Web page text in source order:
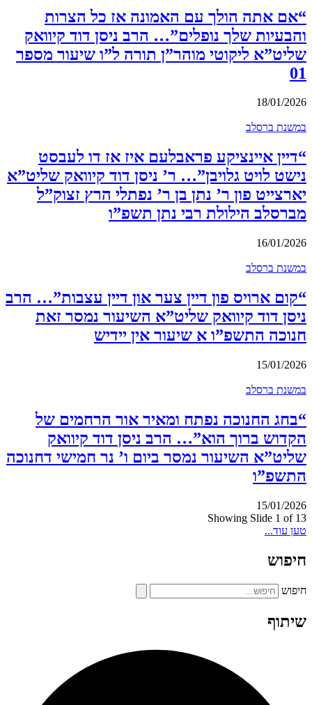
“אם אתה הולך עם האמונה אז כל הצרות
והבעיות שלך נופלים”… הרב ניסן דוד קיוואק
שליט”א ליקוטי מוהר”ן תורה ל”ו שיעור מספר
01
18/01/2026
במשנת ברסלב
“דיין איינציקע פראבלעם איז אז דו לעבסט
נישט לויט גלויבן”… ר’ ניסן דוד קיוואק שליט”א
יארצייט פון ר’ נתן בן ר’ נפתלי הרץ זצוק”ל
מברסלב הילולת רבי נתן תשפ”ו
16/01/2026
במשנת ברסלב
“קום ארויס פון דיין צער און דיין עצבות”… הרב
ניסן דוד קיוואק שליט”א השיעור נמסר זאת
חנוכה התשפ”ו א שיעור אין יידיש
15/01/2026
במשנת ברסלב
“בחג החנוכה נפתח ומאיר אור הרחמים של
הקדוש ברוך הוא”… הרב ניסן דוד קיוואק
שליט”א השיעור נמסר ביום ו’ נר חמישי דחנוכה
התשפ”ו
15/01/2026
Showing Slide 1 of 13
טען עוד...
חיפוש
חיפוש
שיתוף